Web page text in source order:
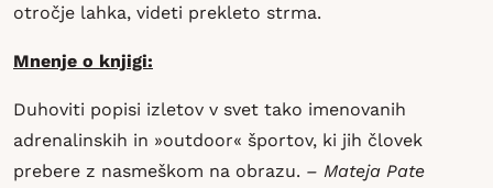
otročje lahka, videti prekleto strma.
Mnenje o knjigi:
Duhoviti popisi izletov v svet tako imenovanih
adrenalinskih in »outdoor« športov, ki jih človek
prebere z nasmeškom na obrazu. – Mateja Pate